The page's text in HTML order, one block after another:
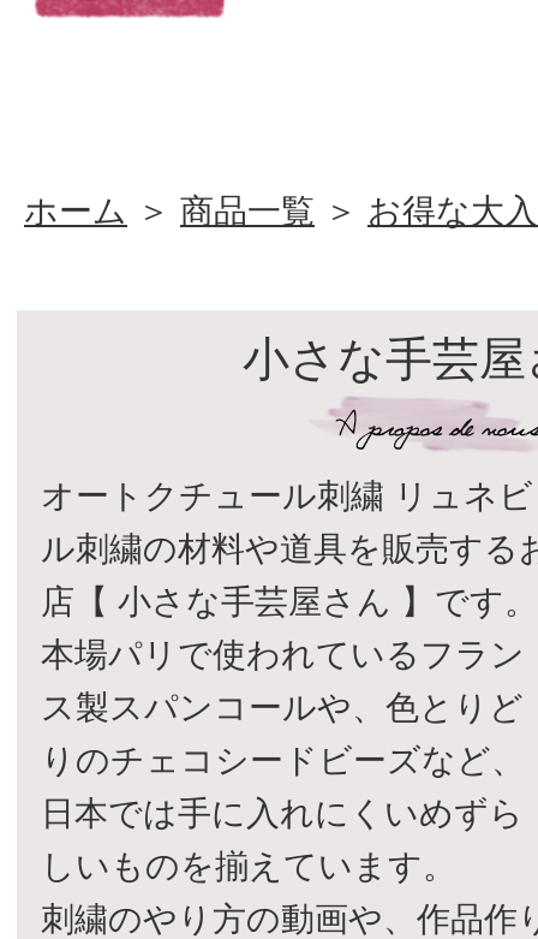
ホーム ＞ 商品一覧 ＞ お得な大
小さな手芸
オートクチュール刺繍 リュネビ
ル刺繍の材料や道具を販売する
店【 小さな手芸屋さん 】です。
本場パリで使われているフラン
ス製スパンコールや、色とりど
りのチェコシードビーズなど、
日本では手に入れにくいめずら
しいものを揃えています。
刺繍のやり方の動画や、作品作